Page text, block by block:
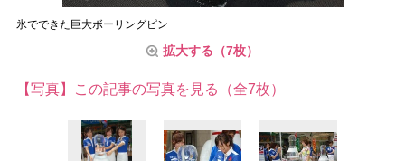
氷でできた巨大ボーリングピン
拡大する（7枚）
【写真】この記事の写真を見る（全7枚）